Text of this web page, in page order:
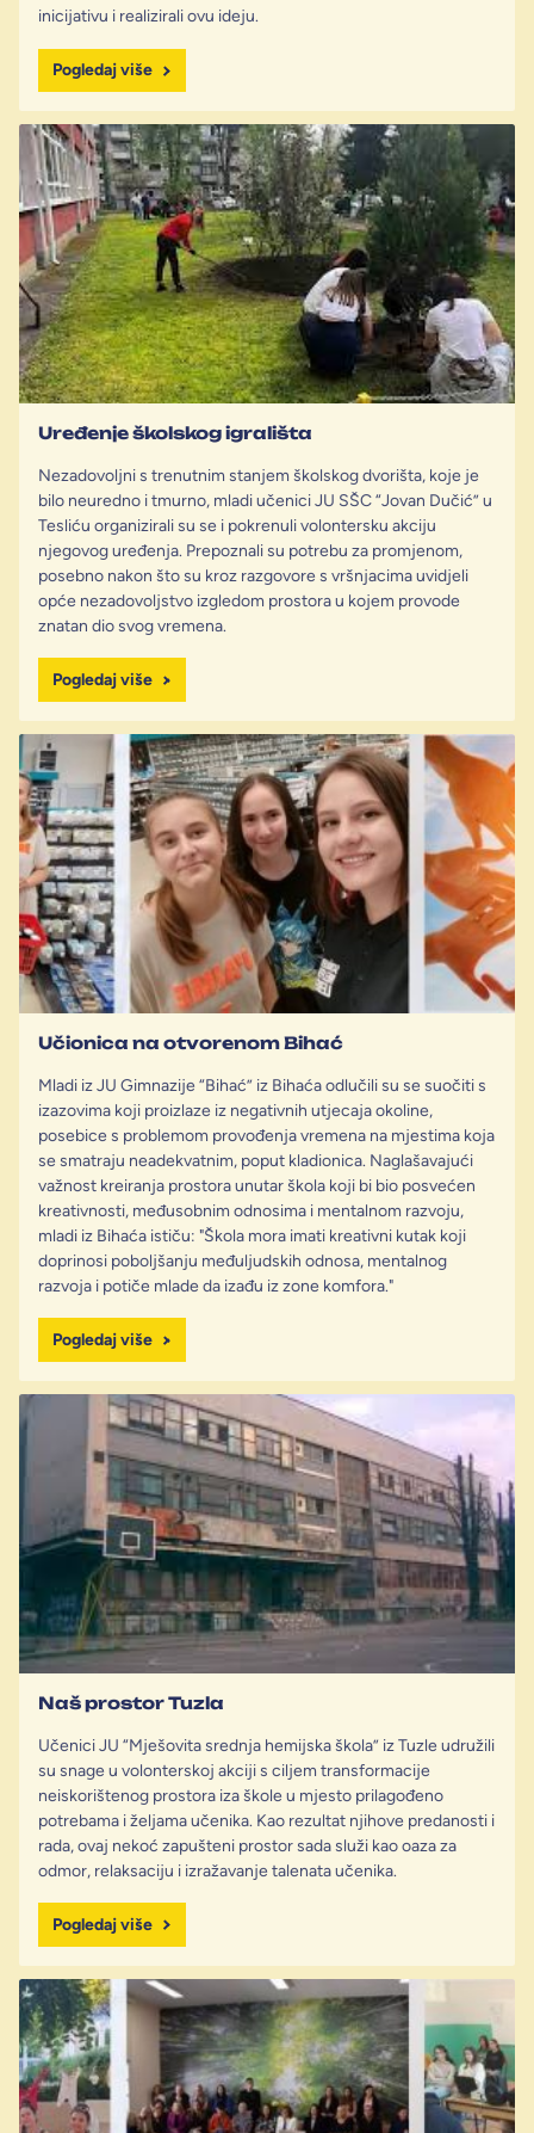
inicijativu i realizirali ovu ideju.
Pogledaj više
Uređenje školskog igrališta
Nezadovoljni s trenutnim stanjem školskog dvorišta, koje je
bilo neuredno i tmurno, mladi učenici JU SŠC “Jovan Dučić” u
Tesliću organizirali su se i pokrenuli volontersku akciju
njegovog uređenja. Prepoznali su potrebu za promjenom,
posebno nakon što su kroz razgovore s vršnjacima uvidjeli
opće nezadovoljstvo izgledom prostora u kojem provode
znatan dio svog vremena.
Pogledaj više
Učionica na otvorenom Bihać
Mladi iz JU Gimnazije “Bihać” iz Bihaća odlučili su se suočiti s
izazovima koji proizlaze iz negativnih utjecaja okoline,
posebice s problemom provođenja vremena na mjestima koja
se smatraju neadekvatnim, poput kladionica. Naglašavajući
važnost kreiranja prostora unutar škola koji bi bio posvećen
kreativnosti, međusobnim odnosima i mentalnom razvoju,
mladi iz Bihaća ističu: "Škola mora imati kreativni kutak koji
doprinosi poboljšanju međuljudskih odnosa, mentalnog
razvoja i potiče mlade da izađu iz zone komfora."
Pogledaj više
Naš prostor Tuzla
Učenici JU “Mješovita srednja hemijska škola” iz Tuzle udružili
su snage u volonterskoj akciji s ciljem transformacije
neiskorištenog prostora iza škole u mjesto prilagođeno
potrebama i željama učenika. Kao rezultat njihove predanosti i
rada, ovaj nekoć zapušteni prostor sada služi kao oaza za
odmor, relaksaciju i izražavanje talenata učenika.
Pogledaj više